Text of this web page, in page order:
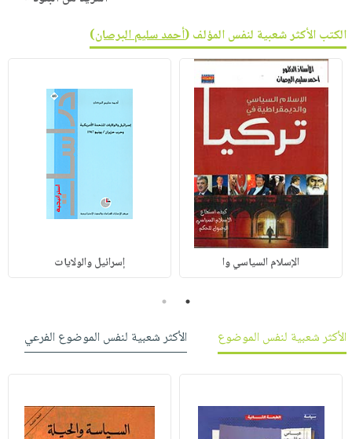
الكتب الأكثر شعبية لنفس المؤلف (أحمد سليم البرصان)
الإسلام السياسي وا إسرائيل والولايات
1
2
الأكثر شعبية لنفس الموضوع
الأكثر شعبية لنفس الموضوع الفرعي